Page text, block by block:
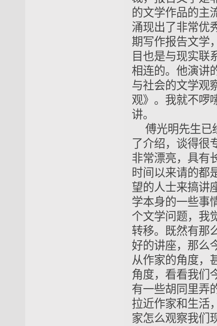
的文学作品的主
涌现出了非常优
期写作报告文学
目也是与现实联
相连的。他演讲
与社会的文学观
观》。我就不啰
讲。
傅光明先生已
了介绍，谈得很
非常漂亮，具有
时间以来请的都
望的人士来搞讲
学本身的一些事
个文学问题，我
转移。既然有那
好的讲座，那么
从作家的角度，
角度，看看我们
有一些胡同里弄
拉近作家和生活
家怎么观察我们